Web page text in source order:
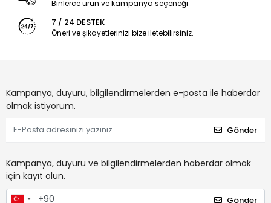
Binlerce ürün ve kampanya seçeneği
7 / 24 DESTEK
Öneri ve şikayetlerinizi bize iletebilirsiniz.
Kampanya, duyuru, bilgilendirmelerden e-posta ile haberdar
olmak istiyorum.
Gönder
Kampanya, duyuru ve bilgilendirmelerden haberdar olmak
için kayıt olun.
Gönder